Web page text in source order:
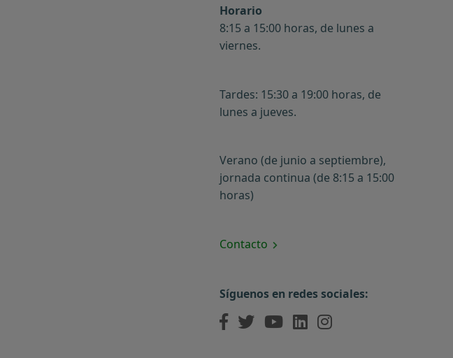
Horario
8:15 a 15:00 horas, de lunes a
viernes.
Tardes: 15:30 a 19:00 horas, de
lunes a jueves.
Verano (de junio a septiembre),
jornada continua (de 8:15 a 15:00
horas)
Contacto
Síguenos en redes sociales: